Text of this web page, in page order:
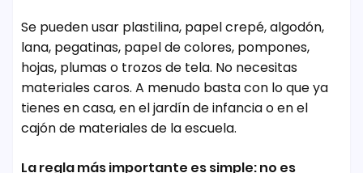
Se pueden usar plastilina, papel crepé, algodón,
lana, pegatinas, papel de colores, pompones,
hojas, plumas o trozos de tela. No necesitas
materiales caros. A menudo basta con lo que ya
tienes en casa, en el jardín de infancia o en el
cajón de materiales de la escuela.
La regla más importante es simple: no es